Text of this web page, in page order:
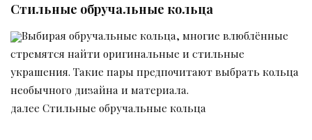
Стильные обручальные кольца
Выбирая обручальные кольца, многие влюблённые
стремятся найти оригинальные и стильные
украшения. Такие пары предпочитают выбрать кольца
необычного дизайна и материала.
далее Стильные обручальные кольца